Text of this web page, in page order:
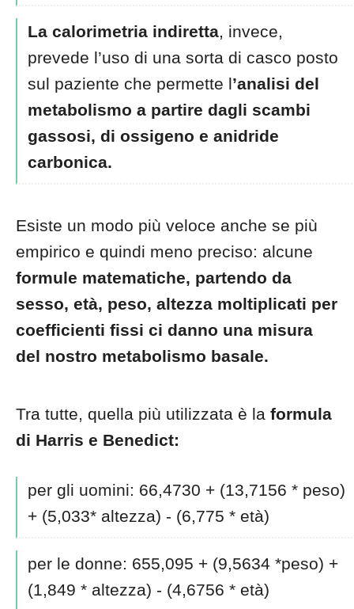
La calorimetria indiretta, invece,
prevede l’uso di una sorta di casco posto
sul paziente che permette l’analisi del
metabolismo a partire dagli scambi
gassosi, di ossigeno e anidride
carbonica.
Esiste un modo più veloce anche se più
empirico e quindi meno preciso: alcune
formule matematiche, partendo da
sesso, età, peso, altezza moltiplicati per
coefficienti fissi ci danno una misura
del nostro metabolismo basale.
Tra tutte, quella più utilizzata è la formula
di Harris e Benedict:
per gli uomini: 66,4730 + (13,7156 * peso)
+ (5,033* altezza) - (6,775 * età)
per le donne: 655,095 + (9,5634 *peso) +
(1,849 * altezza) - (4,6756 * età)